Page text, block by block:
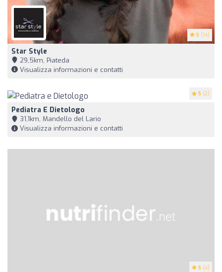
5 (14)
Star Style
29,5km, Piateda
Visualizza informazioni e contatti
5 (2)
Pediatra E Dietologo
31,1km, Mandello del Lario
Visualizza informazioni e contatti
5 (4)